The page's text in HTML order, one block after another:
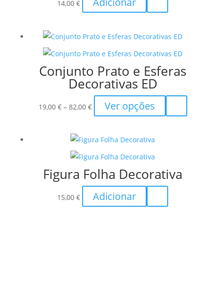
14,00€
Conjunto Prato e Esferas
Decorativas ED
19,00 € – 82,00 €Price
range:
through
82,00 €
Ver opções
product
options
be
Figura Folha Decorativa
15,00€ Adicionar